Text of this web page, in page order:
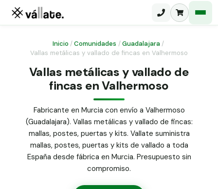
Malla ganadera
Malla simple torsión
Malla triple torsión
Panel malla H.
Puerta abatible dos hojas
Puerta acceso peatonal
Poste malla Hércules
Poste malla simple torsión
Alambre de espino galvanizado
Inicio /Comunidades / Guadalajara /
Vallas metálicas y vallado de fincas en Valhermoso
Vallas metálicas y vallado de
fincas en Valhermoso
Fabricante en Murcia con envío a Valhermoso
(Guadalajara). Vallas metálicas y vallado de fincas:
mallas, postes, puertas y kits. Vallate suministra
mallas, postes, puertas y kits de vallado a toda
España desde fábrica en Murcia. Presupuesto sin
compromiso.